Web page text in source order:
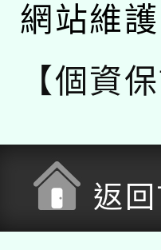
網站維
【個資
返